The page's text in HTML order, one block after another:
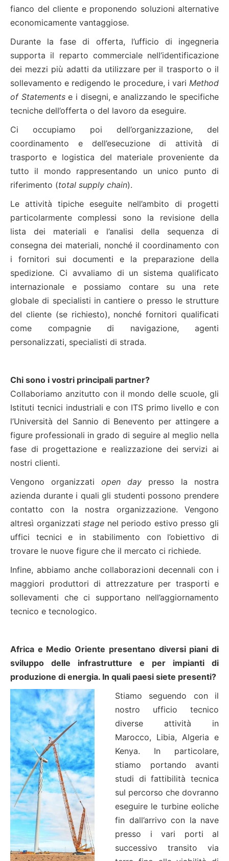
fianco del cliente e proponendo soluzioni alternative
economicamente vantaggiose.
Durante la fase di offerta, l’ufficio di ingegneria
supporta il reparto commerciale nell’identificazione
dei mezzi più adatti da utilizzare per il trasporto o il
sollevamento e redigendo le procedure, i vari Method
of Statementse i disegni, e analizzando le specifiche
tecniche dell’offerta o del lavoro da eseguire.
Ci occupiamo poi dell’organizzazione, del
coordinamento e dell’esecuzione di attività di
trasporto e logistica del materiale proveniente da
tutto il mondo rappresentando un unico punto di
riferimento (total supply chain).
Le attività tipiche eseguite nell’ambito di progetti
particolarmente complessi sono la revisione della
lista dei materiali e l’analisi della sequenza di
consegna dei materiali, nonché il coordinamento con
i fornitori sui documenti e la preparazione della
spedizione. Ci avvaliamo di un sistema qualificato
internazionale e possiamo contare su una rete
globale di specialisti in cantiere o presso le strutture
del cliente (se richiesto), nonché fornitori qualificati
come compagnie di navigazione, agenti
personalizzati, specialisti di strada.
Chi sono i vostri principali partner?
Collaboriamo anzitutto con il mondo delle scuole, gli
Istituti tecnici industriali e con ITS primo livello e con
l’Università del Sannio di Benevento per attingere a
figure professionali in grado di seguire al meglio nella
fase di progettazione e realizzazione dei servizi ai
nostri clienti.
Vengono organizzati open day presso la nostra
azienda durante i quali gli studenti possono prendere
contatto con la nostra organizzazione. Vengono
altresì organizzatistage nel periodo estivo presso gli
uffici tecnici e in stabilimento con l’obiettivo di
trovare le nuove figure che il mercato ci richiede.
Infine, abbiamo anche collaborazioni decennali con i
maggiori produttori di attrezzature per trasporti e
sollevamenti che ci supportano nell’aggiornamento
tecnico e tecnologico.
Africa e Medio Oriente presentano diversi piani di
sviluppo delle infrastrutture e per impianti di
produzione di energia. In quali paesi siete presenti?
Stiamo seguendo con il
nostro ufficio tecnico
diverse attività in
Marocco, Libia, Algeria e
Kenya. In particolare,
stiamo portando avanti
studi di fattibilità tecnica
sul percorso che dovranno
eseguire le turbine eoliche
fin dall’arrivo con la nave
presso i vari porti al
successivo transito via